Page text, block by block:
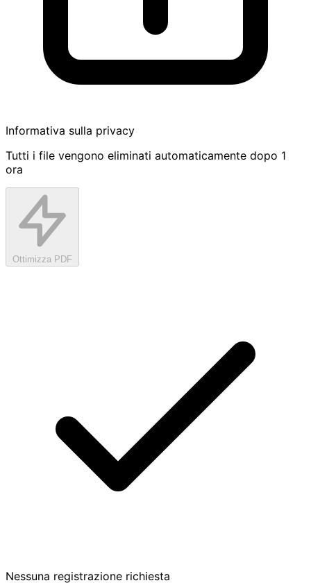
Informativa sulla privacy
Tutti i file vengono eliminati automaticamente dopo 1
ora
Ottimizza PDF
Nessuna registrazione richiesta